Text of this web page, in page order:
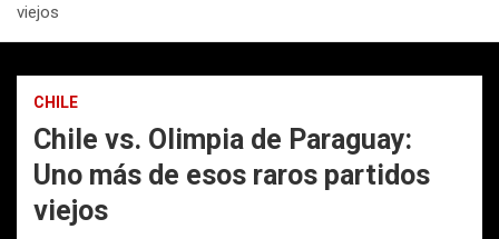
viejos
CHILE
Chile vs. Olimpia de Paraguay:
Uno más de esos raros partidos
viejos